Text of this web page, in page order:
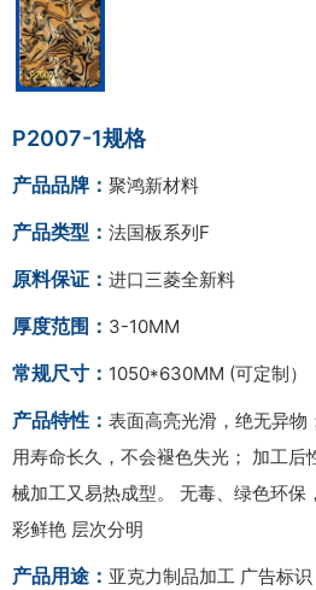
P2007-1规格
产品品牌： 聚鸿新材料
产品类型： 法国板系列F
原料保证： 进口三菱全新料
厚度范围： 3-10MM
常规尺寸： 1050*630MM (可定制）
产品特性： 表面高亮光滑，绝无异物
用寿命长久，不会褪色失光； 加工后
械加工又易热成型。 无毒、绿色环保
彩鲜艳 层次分明
产品用途： 亚克力制品加工 广告标